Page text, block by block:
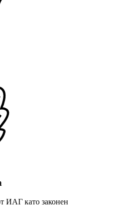
ИАГ като законен